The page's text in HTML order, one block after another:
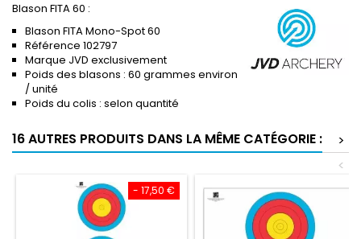
Blason FITA 60 :
Blason FITA Mono-Spot 60
Référence 102797
Marque JVD exclusivement
Poids des blasons : 60 grammes environ
/ unité
Poids du colis : selon quantité
16 AUTRES PRODUITS DANS LA MÊME CATÉGORIE :
>
<
- 17,50 €